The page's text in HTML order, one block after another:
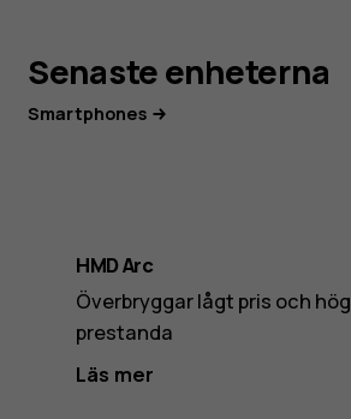
Senaste enheterna
Smartphones
HMD Arc
Överbryggar lågt pris och hög
prestanda
Läs mer